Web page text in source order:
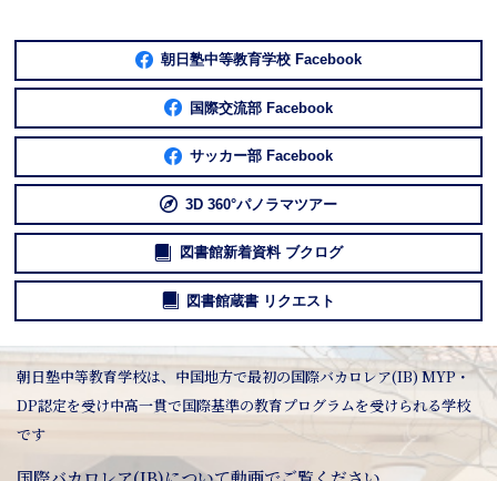
朝日塾中等教育学校 Facebook
国際交流部 Facebook
サッカー部 Facebook
3D 360°パノラマツアー
図書館新着資料 ブクログ
図書館蔵書 リクエスト
朝日塾中等教育学校は、中国地方で最初の国際バカロレア(IB) MYP・
DP認定を受け中高一貫で国際基準の教育プログラムを受けられる学校
です